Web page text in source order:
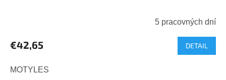
5 pracovných dní
€42,65 DETAIL
MOTYLES